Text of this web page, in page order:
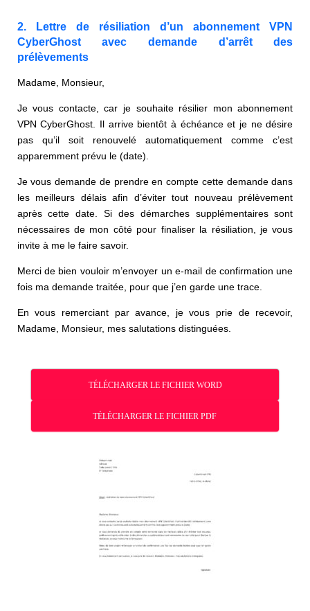
2. Lettre de résiliation d’un abonnement VPN
CyberGhost avec demande d’arrêt des
prélèvements
Madame, Monsieur,
Je vous contacte, car je souhaite résilier mon abonnement
VPN CyberGhost. Il arrive bientôt à échéance et je ne désire
pas qu’il soit renouvelé automatiquement comme c’est
apparemment prévu le (date).
Je vous demande de prendre en compte cette demande dans
les meilleurs délais afin d’éviter tout nouveau prélèvement
après cette date. Si des démarches supplémentaires sont
nécessaires de mon côté pour finaliser la résiliation, je vous
invite à me le faire savoir.
Merci de bien vouloir m’envoyer un e-mail de confirmation une
fois ma demande traitée, pour que j’en garde une trace.
En vous remerciant par avance, je vous prie de recevoir,
Madame, Monsieur, mes salutations distinguées.
TÉLÉCHARGER LE FICHIER WORD
TÉLÉCHARGER LE FICHIER PDF